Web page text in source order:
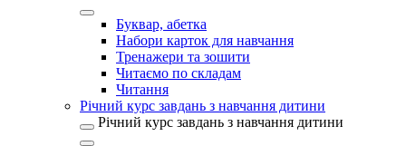
Буквар, абетка
Набори карток для навчання
Тренажери та зошити
Читаємо по складам
Читання
Річний курс завдань з навчання дитини
Річний курс завдань з навчання дитини